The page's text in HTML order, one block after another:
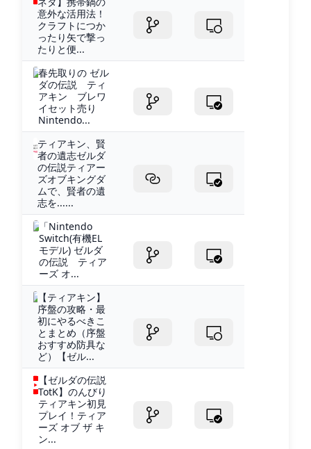
意外な活用法！
クラフトにつか
ったり矢で撃っ
たりと便...
春先取りの ゼル
ダの伝説 ティ
アキン ブレワ
イセット売り
Nintendo...
ティアキン、賢
者の遺志ゼルダ
の伝説ティアー
ズオブキングダ
ムで、賢者の遺
志を......
「Nintendo
Switch(有機EL
モデル) ゼルダ
の伝説 ティア
ーズ オ...
【ティアキン】
序盤の攻略・最
初にやるべきこ
とまとめ（序盤
おすすめ防具な
ど）【ゼル...
【ゼルダの伝説
TotK】のんびり
ティアキン初見
プレイ！ティア
ーズ オブ ザ キ
ン...